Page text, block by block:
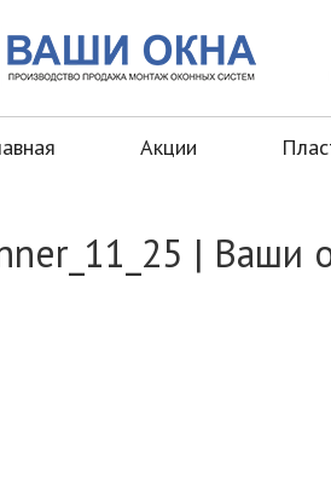
Главная Акции Пластиковые
Акции
| Ваши